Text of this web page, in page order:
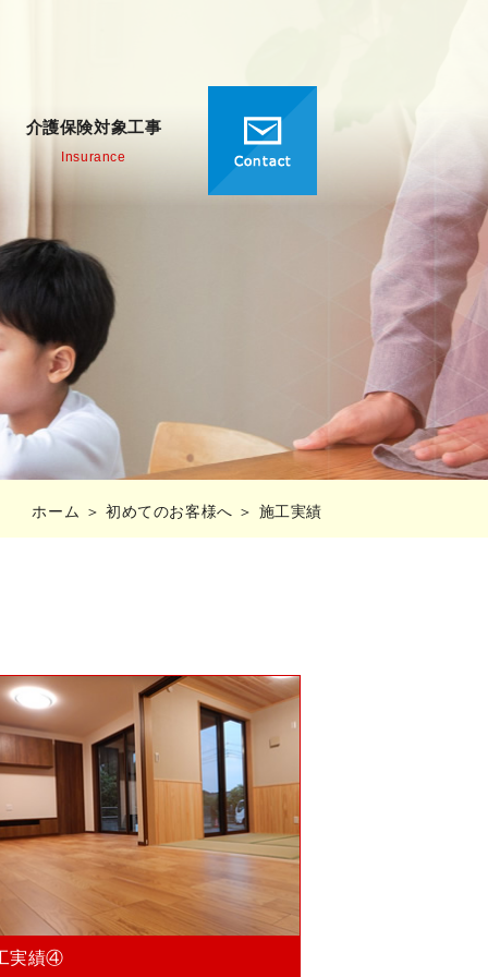
介護保険対象工事
Insurance
ホーム ＞ 初めてのお客様へ ＞ 施工実績
実績④